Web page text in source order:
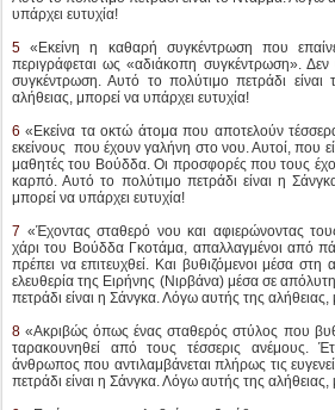
6«Εκείνα τα οκτώ άτομα που αποτελούν
μαθητές του Βούδδα. Οι προσφορές που τους
καρπό. Αυτό το πολύτιμο πετράδι είναι η
μπορεί να υπάρχει ευτυχία!
χάρι του Βούδδα Γκοτάμα, απαλλαγμένοι από
πρέπει να επιτευχθεί. Και βυθιζόμενοι μέσα
ελευθερία της Ειρήνης (Νιρβάνα) μέσα σε
πετράδι είναι η Σάνγκα. Λόγω αυτής της αλήθειας,
ταρακουνηθεί από τους τέσσερις ανέμους.
άνθρωπος που αντιλαμβάνεται πλήρως τις
πετράδι είναι η Σάνγκα. Λόγω αυτής της αλήθειας,
9«Εκείνοι που καταλαβαίνουν ξεκάθαρα τις
ανεξάρτητα από το πόσο υπερβολικά
πολύτιμο πετράδι είναι η Σάνγκα. Λόγω αυτής
ευτυχία!